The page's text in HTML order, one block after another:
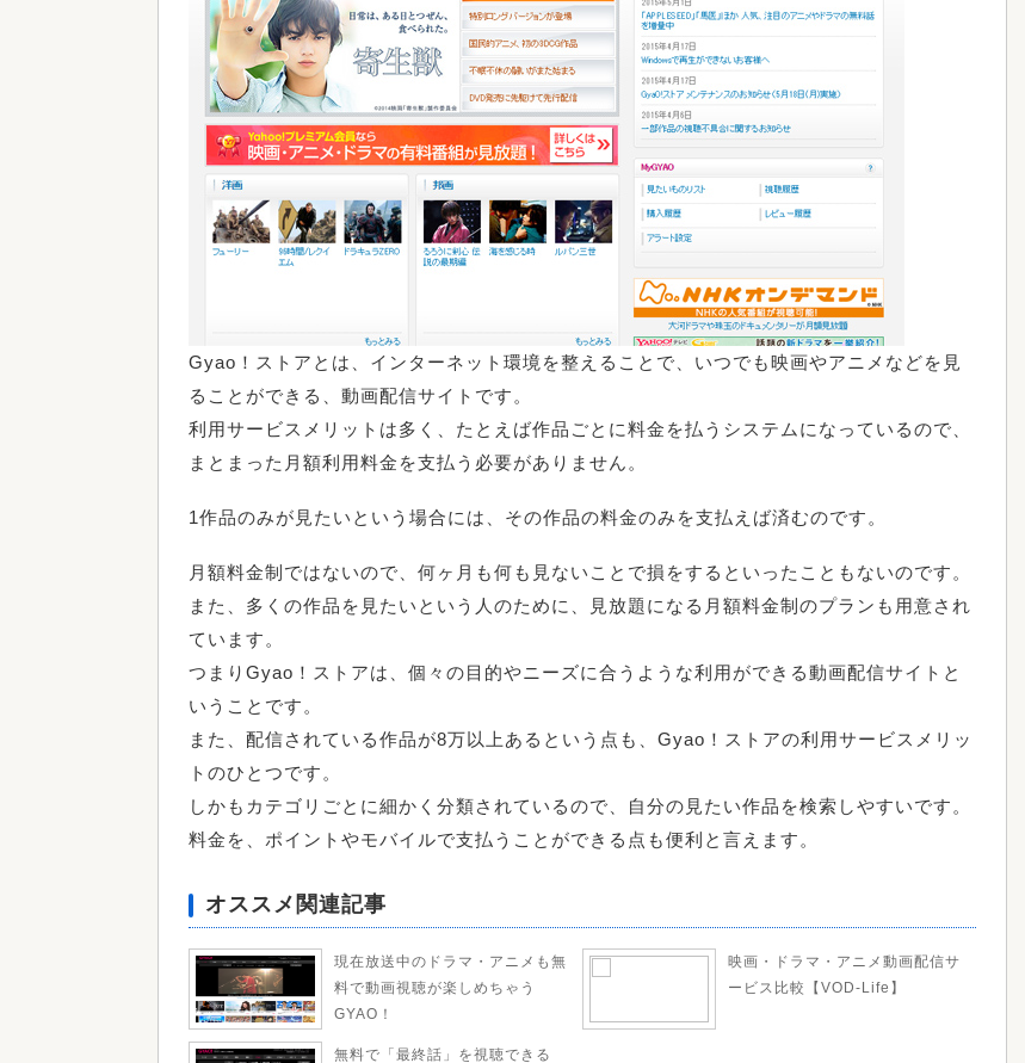
Gyao！ストアとは、インターネット環境を整えることで、いつでも映画やアニメなどを見
ることができる、動画配信サイトです。
利用サービスメリットは多く、たとえば作品ごとに料金を払うシステムになっているので、
まとまった月額利用料金を支払う必要がありません。
1作品のみが見たいという場合には、その作品の料金のみを支払えば済むのです。
月額料金制ではないので、何ヶ月も何も見ないことで損をするといったこともないのです。
また、多くの作品を見たいという人のために、見放題になる月額料金制のプランも用意され
ています。
つまりGyao！ストアは、個々の目的やニーズに合うような利用ができる動画配信サイトと
いうことです。
また、配信されている作品が8万以上あるという点も、Gyao！ストアの利用サービスメリッ
トのひとつです。
しかもカテゴリごとに細かく分類されているので、自分の見たい作品を検索しやすいです。
料金を、ポイントやモバイルで支払うことができる点も便利と言えます。
オススメ関連記事
現在放送中のドラマ・アニメも無
料で動画視聴が楽しめちゃう
GYAO！
映画・ドラマ・アニメ動画配信サ
ービス比較【VOD-Life】
無料で「最終話」を視聴できる